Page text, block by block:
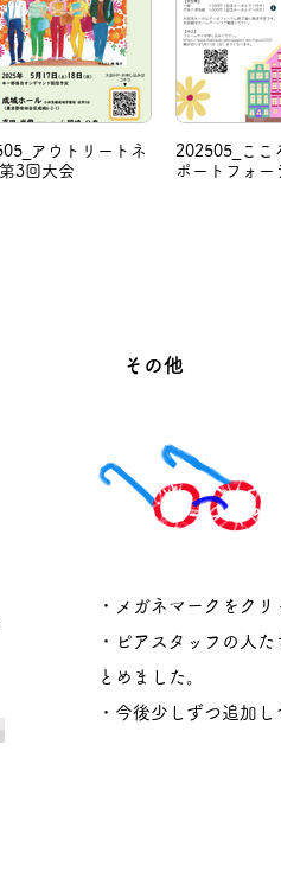
アウトリートネ
3回大会
202505_ここ
ポートフォー
その他
・メガネマークをク
・ピアスタッフの人
とめました。
・今後少しずつ追加し